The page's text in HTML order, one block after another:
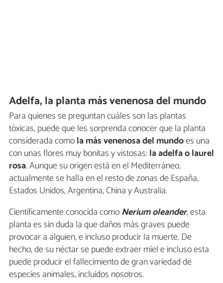
Adelfa, la planta más venenosa del mundo
Para quienes se preguntan cuáles son las plantas
tóxicas, puede que les sorprenda conocer que la planta
considerada comola más venenosa del mundoes una
con unas flores muy bonitas y vistosas:la adelfa o laurel
rosa. Aunque su origen está en el Mediterráneo,
actualmente se halla en el resto de zonas de España,
Estados Unidos, Argentina, China y Australia.
Científicamente conocida comoNerium oleander, esta
planta es sin duda la que daños más graves puede
provocar a alguien, e incluso producir la muerte. De
hecho, de su néctar se puede extraer miel e incluso esta
puede producir el fallecimiento de gran variedad de
especies animales, incluidos nosotros.